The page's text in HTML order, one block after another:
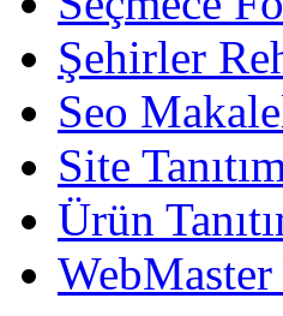
Şehirler
Seo
Site Tanıtım
Ürün